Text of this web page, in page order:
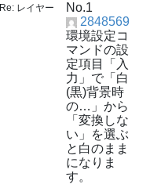
Re: レイヤー
No.1
2848569
環境設定コ
マンドの設
定項目「入
力」で「白
(黒)背景時
の…」から
「変換しな
い」を選ぶ
と白のまま
になりま
す。